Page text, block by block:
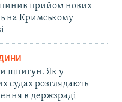
прийом нових
на Кримському
шпигун. Як у
судах розглядають
в держзраді